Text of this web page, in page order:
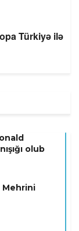
Türkiyə ilə
olub
Mehrini